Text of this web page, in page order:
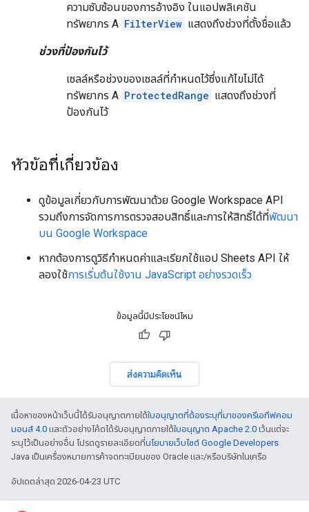
ความซับซ้อนของการอ้างอิง ในแอปพลิเคชัน
ทรัพยากร A FilterView แสดงถึงช่วงที่ตั้งชื่อแล้ว
ช่วงที่ป้องกันไว้
เซลล์หรือช่วงของเซลล์ที่กำหนดไว้ซึ่งแก้ไขไม่ได้
ทรัพยากร A ProtectedRange แสดงถึงช่วงที่
ป้องกันไว้
หัวข้อที่เกี่ยวข้อง
ดูข้อมูลเกี่ยวกับการพัฒนาด้วย Google Workspace API
รวมถึงการจัดการการตรวจสอบสิทธิ์และการให้สิทธิ์ได้ที่พัฒนา
บน Google Workspace
หากต้องการดูวิธีกำหนดค่าและเรียกใช้แอป Sheets API ให้
ลองใช้การเริ่มต้นใช้งาน JavaScript อย่างรวดเร็ว
ข้อมูลนี้มีประโยชน์ไหม
ส่งความคิดเห็น
เนื้อหาของหน้าเว็บนี้ได้รับอนุญาตภายใต้ใบอนุญาตที่ต้องระบุที่มาของครีเอทีฟคอม
มอนส์ 4.0 และตัวอย่างโค้ดได้รับอนุญาตภายใต้ใบอนุญาต Apache 2.0 เว้นแต่จะ
ระบุไว้เป็นอย่างอื่น โปรดดูรายละเอียดที่นโยบายเว็บไซต์ Google Developers
Java เป็นเครื่องหมายการค้าจดทะเบียนของ Oracle และ/หรือบริษัทในเครือ
อัปเดตล่าสุด 2026-04-23 UTC